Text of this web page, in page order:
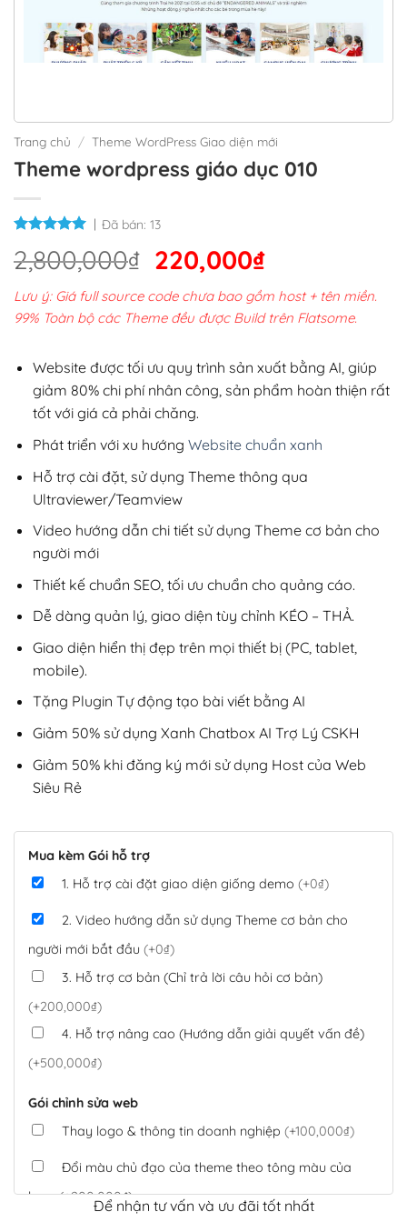
Trang chủ / Theme WordPress Giao diện mới
Theme wordpress giáo dục 010
Đã bán: 13
2,800,000₫ Giá
gốc
là:
2,800,000₫.
220,000₫Giá
hiện
tại
220,000₫.
Lưu ý: Giá full source code chưa bao gồm host + tên miền.
99% Toàn bộ các Theme đều được Build trên Flatsome.
Website được tối ưu quy trình sản xuất bằng AI, giúp
giảm 80% chi phí nhân công, sản phẩm hoàn thiện rất
tốt với giá cả phải chăng.
Phát triển với xu hướng Website chuẩn xanh
Hỗ trợ cài đặt, sử dụng Theme thông qua
Ultraviewer/Teamview
Video hướng dẫn chi tiết sử dụng Theme cơ bản cho
người mới
Thiết kế chuẩn SEO, tối ưu chuẩn cho quảng cáo.
Dễ dàng quản lý, giao diện tùy chỉnh KÉO – THẢ.
Giao diện hiển thị đẹp trên mọi thiết bị (PC, tablet,
mobile).
Tặng Plugin Tự động tạo bài viết bằng AI
Giảm 50% sử dụng Xanh Chatbox AI Trợ Lý CSKH
Giảm 50% khi đăng ký mới sử dụng Host của Web
Siêu Rẻ
Mua kèm Gói hỗ trợ
1. Hỗ trợ cài đặt giao diện giống demo (+0₫)
2. Video hướng dẫn sử dụng Theme cơ bản cho
người mới bắt đầu (+0₫)
3. Hỗ trợ cơ bản (Chỉ trả lời câu hỏi cơ bản)
(+200,000₫)
4. Hỗ trợ nâng cao (Hướng dẫn giải quyết vấn đề)
(+500,000₫)
Gói chỉnh sửa web
Thay logo & thông tin doanh nghiệp (+100,000₫)
Đổi màu chủ đạo của theme theo tông màu của
logo(+200,000₫)
Để nhận tư vấn và ưu đãi tốt nhất